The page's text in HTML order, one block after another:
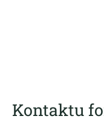
Kontaktu